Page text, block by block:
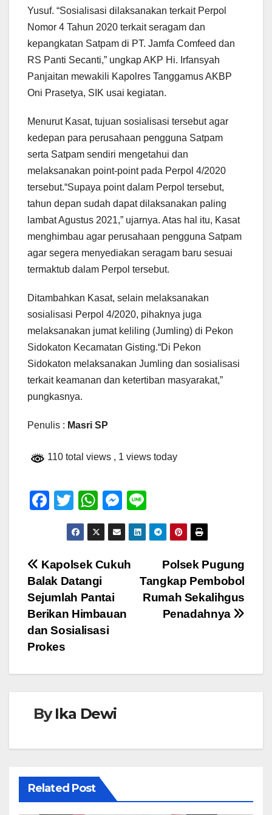
Yusuf. “Sosialisasi dilaksanakan terkait Perpol
Nomor 4 Tahun 2020 terkait seragam dan
kepangkatan Satpam di PT. Jamfa Comfeed dan
RS Panti Secanti,” ungkap AKP Hi. Irfansyah
Panjaitan mewakili Kapolres Tanggamus AKBP
Oni Prasetya, SIK usai kegiatan.
Menurut Kasat, tujuan sosialisasi tersebut agar
kedepan para perusahaan pengguna Satpam
serta Satpam sendiri mengetahui dan
melaksanakan point-point pada Perpol 4/2020
tersebut.“Supaya point dalam Perpol tersebut,
tahun depan sudah dapat dilaksanakan paling
lambat Agustus 2021,” ujarnya. Atas hal itu, Kasat
menghimbau agar perusahaan pengguna Satpam
agar segera menyediakan seragam baru sesuai
termaktub dalam Perpol tersebut.
Ditambahkan Kasat, selain melaksanakan
sosialisasi Perpol 4/2020, pihaknya juga
melaksanakan jumat keliling (Jumling) di Pekon
Sidokaton Kecamatan Gisting.“Di Pekon
Sidokaton melaksanakan Jumling dan sosialisasi
terkait keamanan dan ketertiban masyarakat,”
pungkasnya.
Penulis : Masri SP
110 total views , 1 views today
F
e
b
o
o
k
T
wi
tt
er
W
h
at
s
A
p
p
M
e
ss
e
er
n
e
Navigasi
pos
Polsek Pugung
Tangkap Pembobol
Rumah Sekalihgus
Penadahnya
Kapolsek Cukuh
Balak Datangi
Sejumlah Pantai
Berikan Himbauan
dan Sosialisasi
Prokes
ByIka Dewi
Related Post